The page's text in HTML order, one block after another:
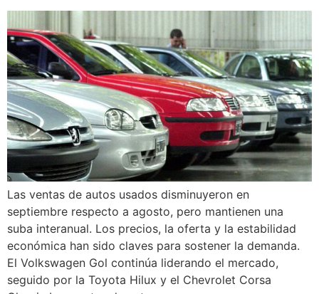
Las ventas de autos usados disminuyeron en
septiembre respecto a agosto, pero mantienen una
suba interanual. Los precios, la oferta y la estabilidad
económica han sido claves para sostener la demanda.
El Volkswagen Gol continúa liderando el mercado,
seguido por la Toyota Hilux y el Chevrolet Corsa